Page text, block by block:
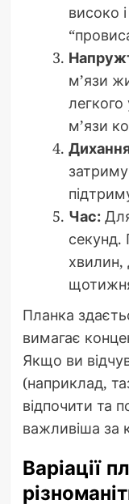
високо
м’язи
м’язи
Час:Для
секунд.
хвилин,
Планка
вимагає
Якщо ви
(наприклад,
відпочити та
важливіша за
Варіації